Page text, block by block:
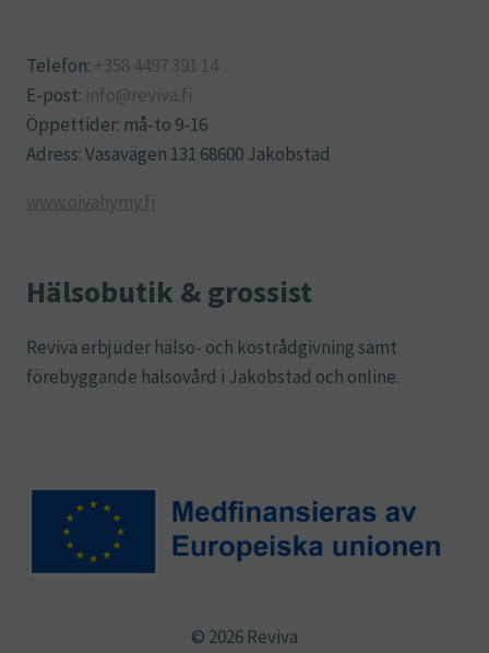
Telefon: +358 4497 391 14
E-post: info@reviva.fi
Öppettider: må-to 9-16
Adress: Vasavägen 131 68600 Jakobstad
www.oivahymy.fi
Hälsobutik & grossist
Reviva erbjuder hälso- och kostrådgivning samt
förebyggande hälsovård i Jakobstad och online.
© 2026 Reviva